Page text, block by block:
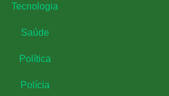
Tecnologia
Saúde
Política
Polícia